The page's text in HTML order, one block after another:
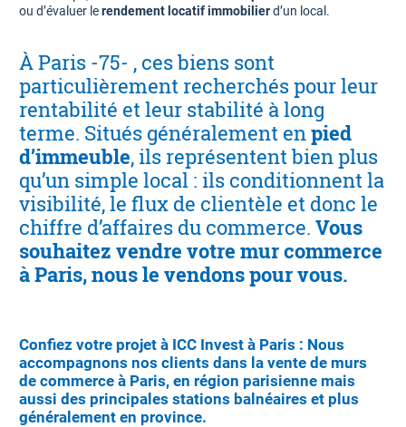
ou d’évaluer lerendement locatif immobilierd’un local.
À Paris -75- , ces biens sont
particulièrement recherchés pour leur
rentabilité et leur stabilité à long
terme. Situés généralement enpied
d’immeuble, ils représentent bien plus
qu’un simple local : ils conditionnent la
visibilité, le flux de clientèle et donc le
chiffre d’affaires du commerce. Vous
souhaitez vendre votre mur commerce
à Paris, nous le vendons pour vous.
Confiez votre projet à ICC Invest à Paris : Nous
accompagnons nos clients dans la vente de murs
de commerce à Paris, en région parisienne mais
aussi des principales stations balnéaires et plus
généralement en province.